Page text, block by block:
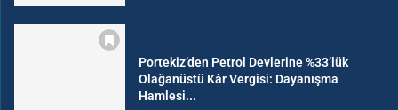
Portekiz’den Petrol Devlerine %33’lük
Olağanüstü Kâr Vergisi: Dayanışma
Hamlesi...